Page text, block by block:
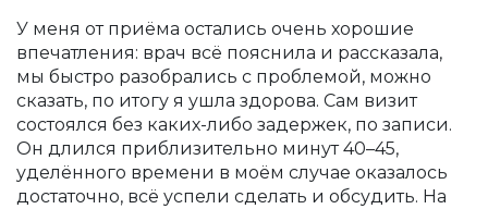
У меня от приёма остались очень хорошие
впечатления: врач всё пояснила и рассказала,
мы быстро разобрались с проблемой, можно
сказать, по итогу я ушла здорова. Сам визит
состоялся без каких-либо задержек, по записи.
Он длился приблизительно минут 40–45,
уделённого времени в моём случае оказалось
достаточно, всё успели сделать и обсудить. На